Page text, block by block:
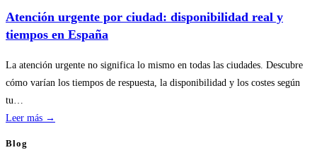
temporada
de
calderas:
Atención urgente por ciudad: disponibilidad real y
tiempos en España
La atención urgente no significa lo mismo en todas las ciudades. Descubre
cómo varían los tiempos de respuesta, la disponibilidad y los costes según
tu…
Leer más →
Blog